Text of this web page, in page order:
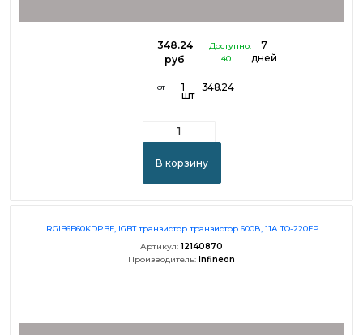
348.24
руб
Доступно:
40
7
дней
от 1
шт
348.24
В корзину
IRGIB6B60KDPBF, IGBT транзистор транзистор 600В, 11А TO-220FP
Артикул: 12140870
Производитель: Infineon